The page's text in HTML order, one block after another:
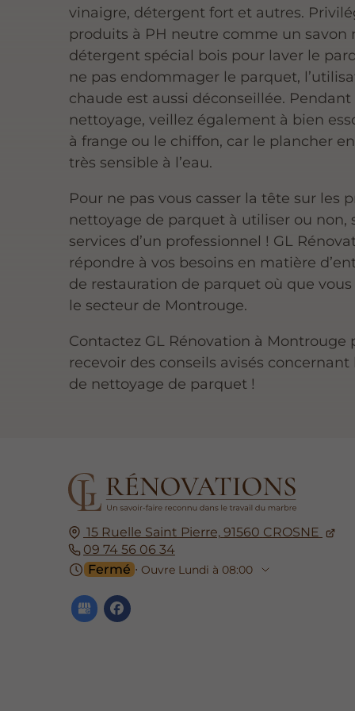
vinaigre, détergent fort et autres.
produits à PH neutre comme un savon
détergent spécial bois pour laver le
ne pas endommager le parquet,
chaude est aussi déconseillée. Pendant
nettoyage, veillez également à bien
à frange ou le chiffon, car le plancher
très sensible à l’eau.
Pour ne pas vous casser la tête sur les
nettoyage de parquet à utiliser ou non,
services d’un professionnel ! GL
répondre à vos besoins en matière
de restauration de parquet où que vous
le secteur de Montrouge.
Contactez GL Rénovation à Montrouge
recevoir des conseils avisés
de nettoyage de parquet !
15 Ruelle Saint Pierre, 91560 CROSNE
09 74 56 06 34
Fermé ⋅ Ouvre Lundi à 08:00